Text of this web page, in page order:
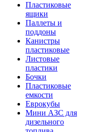
Пластиковые
ящики
Паллеты и
поддоны
Канистры
пластиковые
Листовые
пластики
Бочки
Пластиковые
емкости
Еврокубы
Мини АЗС для
дизельного